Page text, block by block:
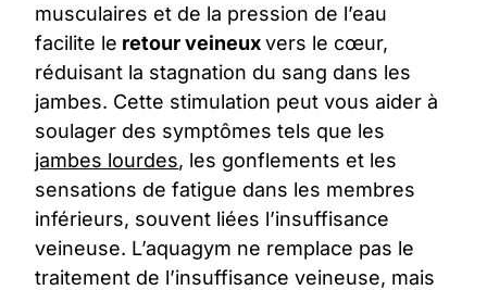
musculaires et de la pression de l’eau
facilite le retour veineuxvers le cœur,
réduisant la stagnation du sang dans les
jambes. Cette stimulation peut vous aider à
soulager des symptômes tels que les
jambes lourdes, les gonflements et les
sensations de fatigue dans les membres
inférieurs, souvent liées l’insuffisance
veineuse. L’aquagym ne remplace pas le
traitement de l’insuffisance veineuse, mais